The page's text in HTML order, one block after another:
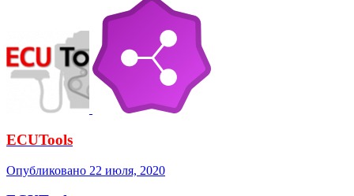
ECUTools
Опубликовано 22 июля, 2020